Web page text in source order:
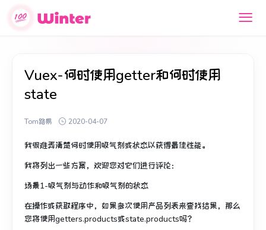
Vuex-何时使用getter和何时使用
state
Tom路易 2020-04-07
我很难弄清楚何时使用吸气剂或状态以获得最佳性能。
我将列出一些方案，欢迎您对它们进行评论：
场景1-吸气剂与动作和吸气剂的状态
在操作或获取程序中，如果多次使用产品列表来查找结果，那么
您将使用getters.products或state.products吗？